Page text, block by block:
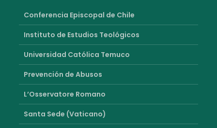
Conferencia Episcopal de Chile
Instituto de Estudios Teológicos
Universidad Católica Temuco
Prevención de Abusos
L’Osservatore Romano
Santa Sede (Vaticano)